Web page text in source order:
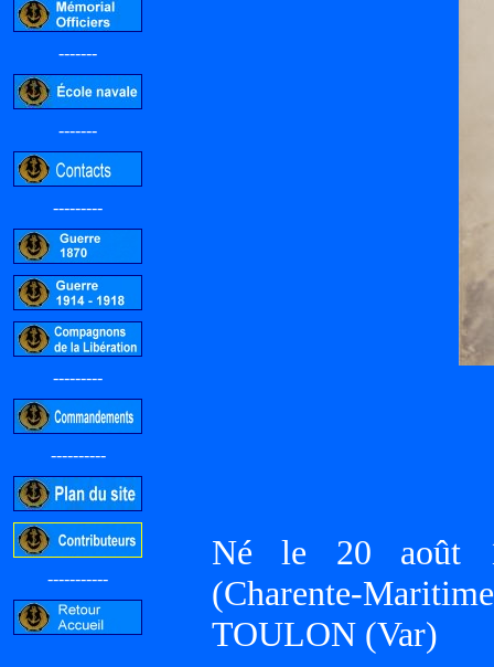
-------
-------
---------
---------
----------
-----------
Né le 20 août
(Charente-
TOULON (Var)